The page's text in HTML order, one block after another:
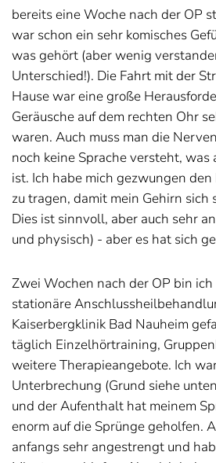
bereits eine Woche nach der OP
war schon ein sehr komisches
was gehört (aber wenig
Unterschied!). Die Fahrt mit der
Hause war eine große
Geräusche auf dem rechten Ohr
waren. Auch muss man die
noch keine Sprache versteht,
ist. Ich habe mich gezwungen
zu tragen, damit mein Gehirn
Dies ist sinnvoll, aber auch sehr
und physisch) - aber es hat sich
Zwei Wochen nach der OP bin
stationäre
Kaiserbergklinik Bad Nauheim
täglich Einzelhörtraining,
weitere Therapieangebote. Ich
Unterbrechung (Grund siehe
und der Aufenthalt hat meinem
enorm auf die Sprünge geholfen.
anfangs sehr angestrengt und